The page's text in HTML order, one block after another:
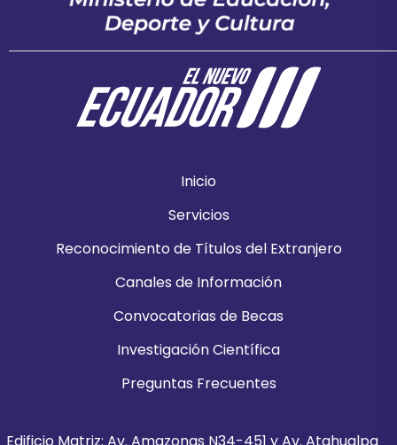
Inicio
Servicios
Reconocimiento de Títulos del Extranjero
Canales de Información
Convocatorias de Becas
Investigación Científica
Preguntas Frecuentes